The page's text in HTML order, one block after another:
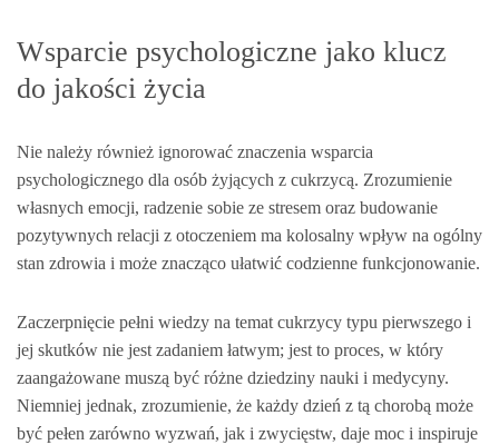
Wsparcie psychologiczne jako klucz
do jakości życia
Nie należy również ignorować znaczenia wsparcia
psychologicznego dla osób żyjących z cukrzycą. Zrozumienie
własnych emocji, radzenie sobie ze stresem oraz budowanie
pozytywnych relacji z otoczeniem ma kolosalny wpływ na ogólny
stan zdrowia i może znacząco ułatwić codzienne funkcjonowanie.
Zaczerpnięcie pełni wiedzy na temat cukrzycy typu pierwszego i
jej skutków nie jest zadaniem łatwym; jest to proces, w który
zaangażowane muszą być różne dziedziny nauki i medycyny.
Niemniej jednak, zrozumienie, że każdy dzień z tą chorobą może
być pełen zarówno wyzwań, jak i zwycięstw, daje moc i inspiruje